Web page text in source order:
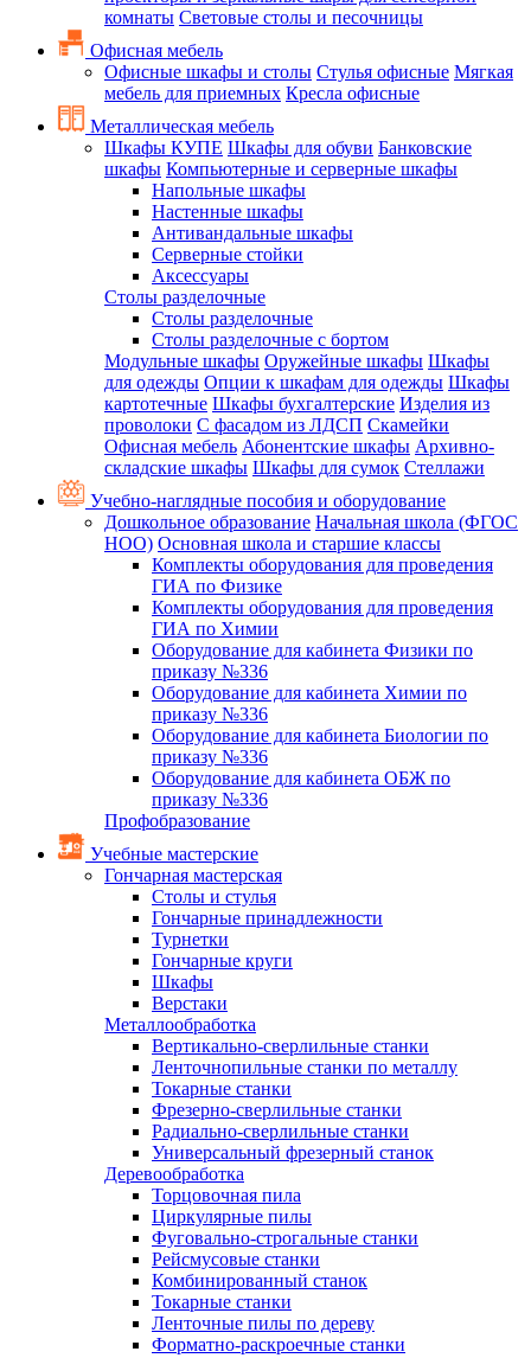
комнаты Световые столы и песочницы
Офисная мебель
Офисные шкафы и столы Стулья офисные Мягкая
мебель для приемных Кресла офисные
Металлическая мебель
Шкафы КУПЕ Шкафы для обуви Банковские
шкафы Компьютерные и серверные шкафы
Напольные шкафы
Настенные шкафы
Антивандальные шкафы
Серверные стойки
Аксессуары
Столы разделочные
Столы разделочные
Столы разделочные с бортом
Модульные шкафы Оружейные шкафы Шкафы
для одежды Опции к шкафам для одежды Шкафы
картотечные Шкафы бухгалтерские Изделия из
проволоки С фасадом из ЛДСП Скамейки
Офисная мебель Абонентские шкафы Архивно-
складские шкафы Шкафы для сумок Стеллажи
Учебно-наглядные пособия и оборудование
Дошкольное образование Начальная школа (ФГОС
НОО) Основная школа и старшие классы
Комплекты оборудования для проведения
ГИА по Физике
Комплекты оборудования для проведения
ГИА по Химии
Оборудование для кабинета Физики по
приказу №336
Оборудование для кабинета Химии по
приказу №336
Оборудование для кабинета Биологии по
приказу №336
Оборудование для кабинета ОБЖ по
приказу №336
Профобразование
Учебные мастерские
Гончарная мастерская
Столы и стулья
Гончарные принадлежности
Турнетки
Гончарные круги
Шкафы
Верстаки
Металлообработка
Вертикально-сверлильные станки
Ленточнопильные станки по металлу
Токарные станки
Фрезерно-сверлильные станки
Радиально-сверлильные станки
Универсальный фрезерный станок
Деревообработка
Торцовочная пила
Циркулярные пилы
Фуговально-строгальные станки
Рейсмусовые станки
Комбинированный станок
Токарные станки
Ленточные пилы по дереву
Форматно-раскроечные станки